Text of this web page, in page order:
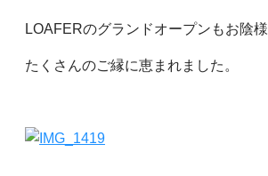
LOAFERのグランドオープンもお陰
たくさんのご縁に恵まれました。